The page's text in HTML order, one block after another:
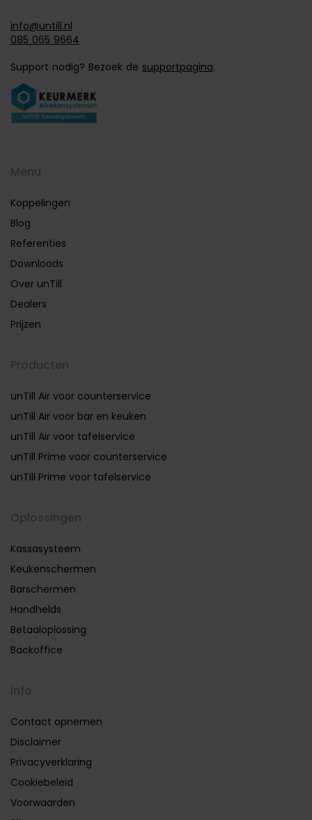
info@untill.nl
085 065 9664
Support nodig? Bezoek de supportpagina.
Koppelingen
Blog
Referenties
Downloads
Over unTill
Dealers
Prijzen
unTill Air voor counterservice
unTill Air voor bar en keuken
unTill Air voor tafelservice
unTill Prime voor counterservice
unTill Prime voor tafelservice
Kassasysteem
Keukenschermen
Barschermen
Handhelds
Betaaloplossing
Backoffice
Contact opnemen
Disclaimer
Privacyverklaring
Cookiebeleid
Voorwaarden